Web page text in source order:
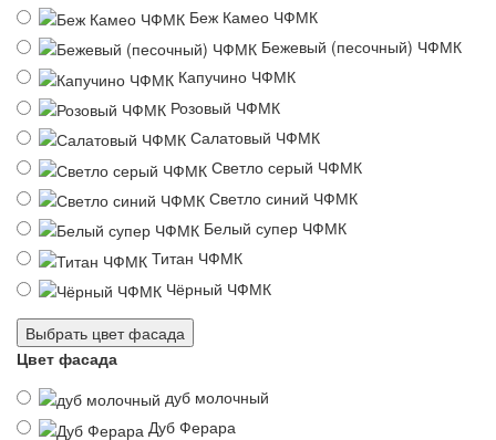
Беж Камео ЧФМК
Бежевый (песочный) ЧФМК
Капучино ЧФМК
Розовый ЧФМК
Салатовый ЧФМК
Светло серый ЧФМК
Светло синий ЧФМК
Белый супер ЧФМК
Титан ЧФМК
Чёрный ЧФМК
Выбрать цвет фасада
Цвет фасада
дуб молочный
Дуб Ферара